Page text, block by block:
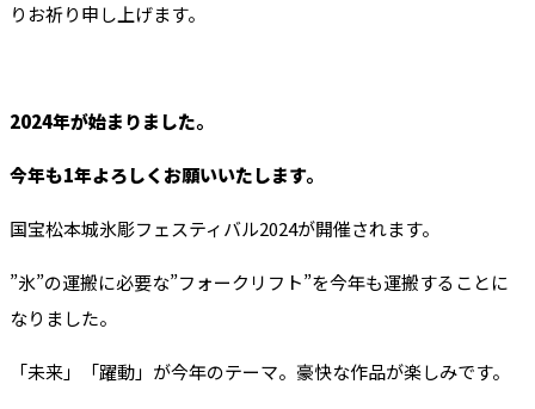
りお祈り申し上げます。
2024年が始まりました。
今年も1年よろしくお願いいたします。
国宝松本城氷彫フェスティバル2024が開催されます。
”氷”の運搬に必要な”フォークリフト”を今年も運搬することに
なりました。
「未来」「躍動」が今年のテーマ。豪快な作品が楽しみです。